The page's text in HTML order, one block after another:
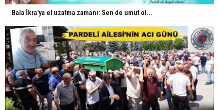
Bala İkra'ya el uzatma zamanı: Sen de umut ol...